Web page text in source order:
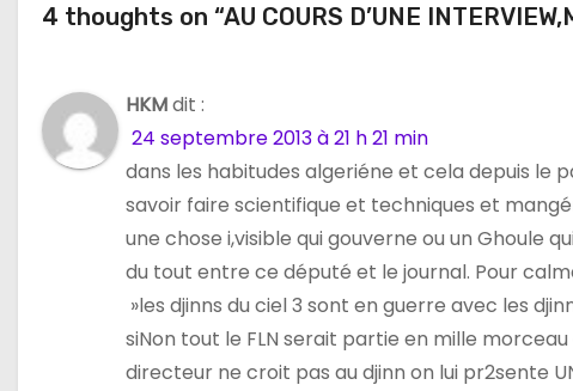
i
n
d
4 thoughts on “AU COURS D’UNE
HKMdit :
24 septembre 2013 à 21 h 21 min
dans les habitudes algeriéne et cela depuis le
savoir faire scientifique et techniques et
une chose i,visible qui gouverne ou un Ghoule
du tout entre ce député et le journal. Pour
»les djinns du ciel 3 sont en guerre avec les
siNon tout le FLN serait partie en mille
directeur ne croit pas au djinn on lui pr2sente